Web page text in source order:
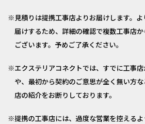
見積りは提携工事店よりお届けします。
届けするため、詳細の確認で複数工事店
ございます。予めご了承ください。
エクステリアコネクトでは、すでに工事
や、最初から契約のご意思が全く無い方
店の紹介をお断りしております。
提携の工事店には、過度な営業を控える